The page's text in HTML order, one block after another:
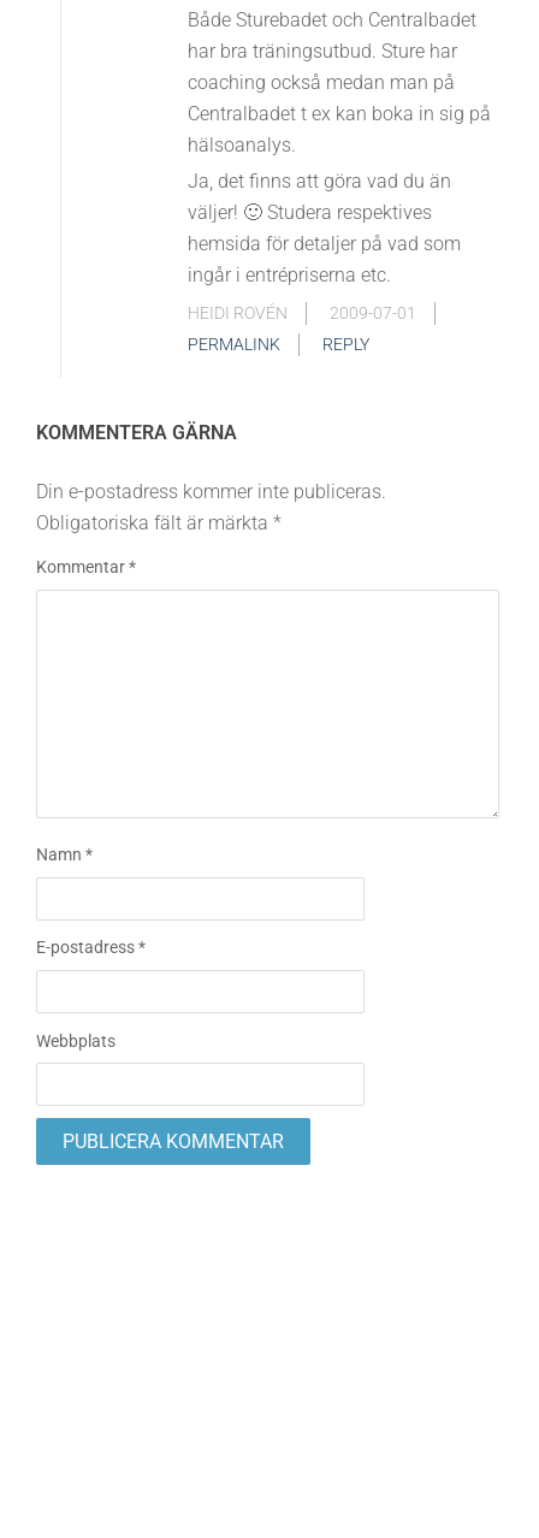
Både Sturebadet och Centralbadet
har bra träningsutbud. Sture har
coaching också medan man på
Centralbadet t ex kan boka in sig på
hälsoanalys.
Ja, det finns att göra vad du än
väljer! 🙂 Studera respektives
hemsida för detaljer på vad som
ingår i entrépriserna etc.
HEIDI ROVÉN
2009-07-01
PERMALINK
REPLY
KOMMENTERA GÄRNA
Din e-postadress kommer inte publiceras.
Obligatoriska fält är märkta *
Kommentar*
Namn *
E-postadress*
Webbplats